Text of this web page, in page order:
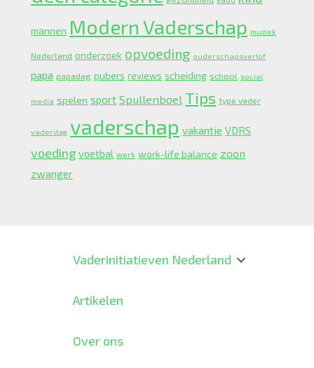
mannen Modern Vaderschap muziek
Nederland onderzoek opvoeding ouderschapsverlof
papa papadag pubers reviews scheiding school social
media spelen sport Spullenboel Tips type vader
vaderdag vaderschap vakantie VDRS
voeding voetbal werk work-life balance zoon
zwanger
Vaderinitiatieven Nederland
Artikelen
Over ons